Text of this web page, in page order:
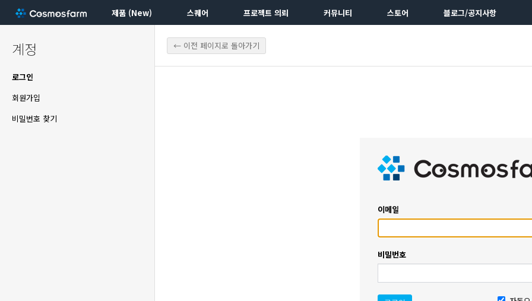
제품 (New) 스퀘어 프로젝트 의뢰 커뮤니티 스토어 블로그/공지사항
계정
로그인
회원가입
비밀번호 찾기
← 이전 페이지로 돌아가기
이메일
비밀번호